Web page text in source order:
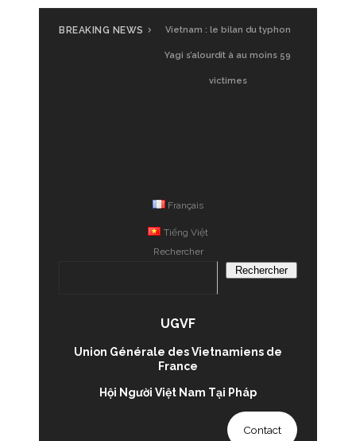
BREAKING NEWS Vietnam : le bilan du typhon
Yagi s’alourdit à au moins 59
victimes
UGVF à Saigon : Glamping
Vietnam, premier test
Français
Tiếng Việt
Rechercher
Rechercher
UGVF
Union Générale des Vietnamiens de
France
Hội Người Việt Nam Tại Pháp
Contact